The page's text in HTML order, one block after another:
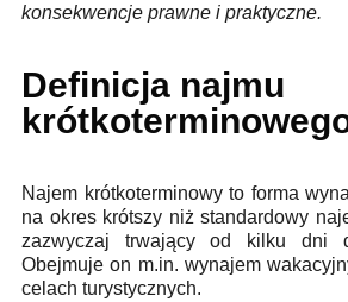
konsekwencje prawne i praktyczne.
Definicja najmu
Najem krótkoterminowy to forma
na okres krótszy niż standardowy
zazwyczaj trwający od kilku dni
Obejmuje on m.in. wynajem
celach turystycznych.